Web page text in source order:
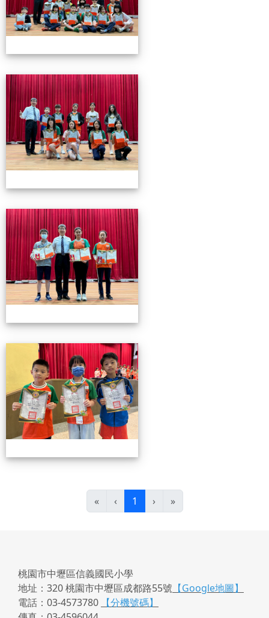
0501頒獎
0501頒獎
0501頒獎
« ‹ 1 (目前頁次)
› »
桃園市中壢區信義國民小學
地址：320 桃園市中壢區成都路55號 【Google地圖】
電話：03-4573780
【分機號碼】